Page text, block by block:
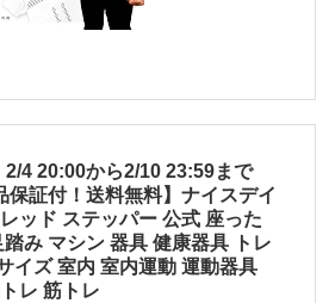
4 20:00から2/10 23:59まで
保証付！送料無料】ナイスデイ
ッド ステッパー 公式 座った
踏み マシン 器具 健康器具 トレ
イズ 室内 室内運動 運動器具
レ 筋トレ